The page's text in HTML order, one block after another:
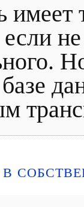
базе